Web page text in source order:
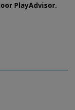
PlayAdvisor.